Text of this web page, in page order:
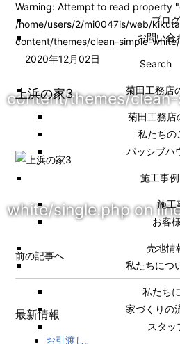
ブログ
お問い合
Search
菊田工務店
菊田工務店
私たちの
パッシブハ
施工事例
施⼯
お客
売地情
私たちにつ
私たち
家づくりの
スタッ
content/themes/
white/single.phpon
Warning: Attempt to read property
/home/users/2/mi0047is/web/
content/themes/clean-simple-
2020年12月02日
上浜の家3
前の記事へ
最新情報
お引渡し。